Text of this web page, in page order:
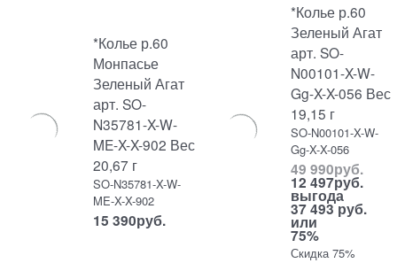
*Колье р.60
Монпасье
Зеленый Агат
арт. SO-
N35781-X-W-
ME-X-X-902 Вес
20,67 г
SO-N35781-X-W-
ME-X-X-902
15 390руб.
*Колье р.60
Зеленый Агат
арт. SO-
N00101-X-W-
Gg-X-X-056 Вес
19,15 г
SO-N00101-X-W-
Gg-X-X-056
49 990руб.
12 497руб.
выгода
37 493 руб.
или
75%
Скидка 75%